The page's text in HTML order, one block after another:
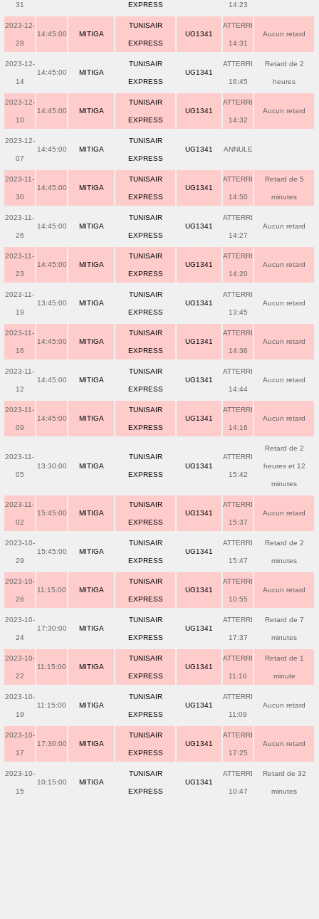
31 EXPRESS 14:23
2023-12-
28
14:45:00 MITIGA
TUNISAIR
EXPRESS
UG1341
ATTERRI
14:31
Aucun retard
2023-12-
14
14:45:00 MITIGA
TUNISAIR
EXPRESS
UG1341
ATTERRI
16:45
Retard de 2
heures
2023-12-
10
14:45:00 MITIGA
TUNISAIR
EXPRESS
UG1341
ATTERRI
14:32
Aucun retard
2023-12-
07
14:45:00 MITIGA
TUNISAIR
EXPRESS
UG1341 ANNULE
2023-11-
30
14:45:00 MITIGA
TUNISAIR
EXPRESS
UG1341
ATTERRI
14:50
Retard de 5
minutes
2023-11-
26
14:45:00 MITIGA
TUNISAIR
EXPRESS
UG1341
ATTERRI
14:27
Aucun retard
2023-11-
23
14:45:00 MITIGA
TUNISAIR
EXPRESS
UG1341
ATTERRI
14:20
Aucun retard
2023-11-
19
13:45:00 MITIGA
TUNISAIR
EXPRESS
UG1341
ATTERRI
13:45
Aucun retard
2023-11-
16
14:45:00 MITIGA
TUNISAIR
EXPRESS
UG1341
ATTERRI
14:36
Aucun retard
2023-11-
12
14:45:00 MITIGA
TUNISAIR
EXPRESS
UG1341
ATTERRI
14:44
Aucun retard
2023-11-
09
14:45:00 MITIGA
TUNISAIR
EXPRESS
UG1341
ATTERRI
14:16
Aucun retard
2023-11-
05
13:30:00 MITIGA
TUNISAIR
EXPRESS
UG1341
ATTERRI
15:42
Retard de 2
heures et 12
minutes
2023-11-
02
15:45:00 MITIGA
TUNISAIR
EXPRESS
UG1341
ATTERRI
15:37
Aucun retard
2023-10-
29
15:45:00 MITIGA
TUNISAIR
EXPRESS
UG1341
ATTERRI
15:47
Retard de 2
minutes
2023-10-
26
11:15:00 MITIGA
TUNISAIR
EXPRESS
UG1341
ATTERRI
10:55
Aucun retard
2023-10-
24
17:30:00 MITIGA
TUNISAIR
EXPRESS
UG1341
ATTERRI
17:37
Retard de 7
minutes
2023-10-
22
11:15:00 MITIGA
TUNISAIR
EXPRESS
UG1341
ATTERRI
11:16
Retard de 1
minute
2023-10-
19
11:15:00 MITIGA
TUNISAIR
EXPRESS
UG1341
ATTERRI
11:09
Aucun retard
2023-10-
17
17:30:00 MITIGA
TUNISAIR
EXPRESS
UG1341
ATTERRI
17:25
Aucun retard
2023-10-
15
10:15:00 MITIGA
TUNISAIR
EXPRESS
UG1341
ATTERRI
10:47
Retard de 32
minutes